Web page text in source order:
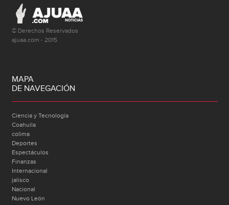
© Derechos Reservados
ajuaa.com - 2015
MAPA
DE NAVEGACIÓN
Ciencia y Tecnología
Coahuila
colima
Deportes
Espectáculos
Finanzas
Internacional
jalisco
Nacional
Nuevo León